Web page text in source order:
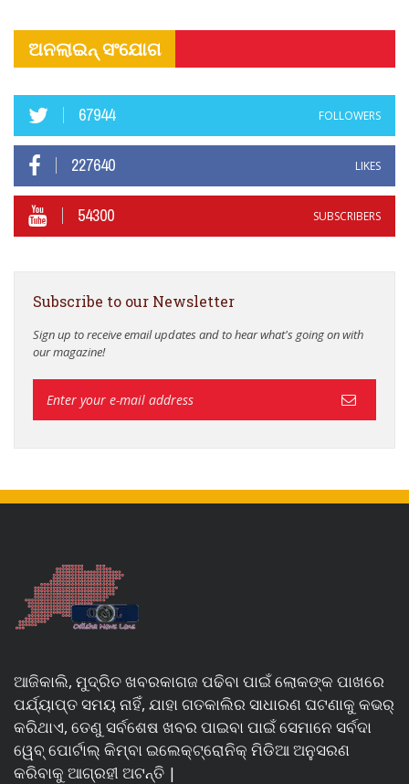
ଅନଲାଇନ୍ ସଂଯୋଗ
67944 FOLLOWERS
227640 LIKES
54300 SUBSCRIBERS
Subscribe to our Newsletter
Sign up to receive email updates and to hear what's going on with
our magazine!
ଆଜିକାଲି, ମୁଦ୍ରିତ ଖବରକାଗଜ ପଢିବା ପାଇଁ ଲୋକଙ୍କ ପାଖରେ
ପର୍ଯ୍ୟାପ୍ତ ସମୟ ନାହିଁ, ଯାହା ଗତକାଲିର ସାଧାରଣ ଘଟଣାକୁ କଭର୍
କରିଥାଏ, ତେଣୁ ସର୍ବଶେଷ ଖବର ପାଇବା ପାଇଁ ସେମାନେ ସର୍ବଦା
ୱେବ୍ ପୋର୍ଟାଲ୍ କିମ୍ବା ଇଲେକ୍ଟ୍ରୋନିକ୍ ମିଡିଆ ଅନୁସରଣ
କରିବାକୁ ଆଗ୍ରହୀ ଅଟନ୍ତି |